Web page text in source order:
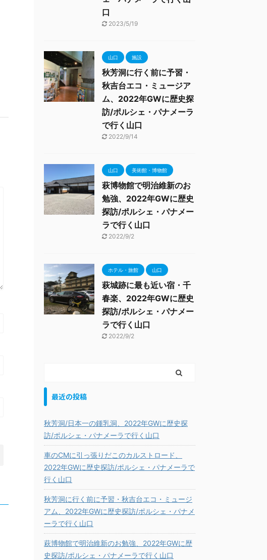
口
2023/5/19
山口 施設
秋芳洞に行く前に予習・
秋吉台エコ・ミュージア
ム、2022年GWに歴史探
訪/ポルシェ・パナメーラ
で行く山口
2022/9/14
山口 美術館・博物館
萩博物館で明治維新のお
勉強、2022年GWに歴史
探訪/ポルシェ・パナメー
ラで行く山口
2022/9/2
ホテル・旅館 山口
萩城跡に最も近い宿・千
春楽、2022年GWに歴史
探訪/ポルシェ・パナメー
ラで行く山口
2022/9/2
最近の投稿
秋芳洞/日本一の鍾乳洞、2022年GWに歴史探
訪/ポルシェ・パナメーラで行く山口
車のCMに引っ張りだこのカルストロード、
2022年GWに歴史探訪/ポルシェ・パナメーラで
行く山口
秋芳洞に行く前に予習・秋吉台エコ・ミュージ
アム、2022年GWに歴史探訪/ポルシェ・パナメ
ーラで行く山口
萩博物館で明治維新のお勉強、2022年GWに歴
史探訪/ポルシェ・パナメーラで行く山口